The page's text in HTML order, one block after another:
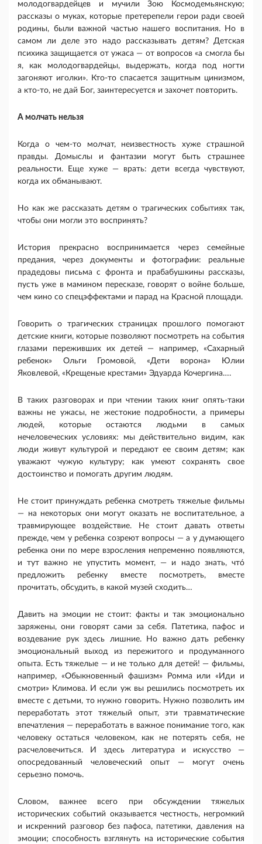
молодо­гвардейцев и мучили Зою Космодемьянскую;
рассказы о муках, которые претерепели герои ради своей
родины, были важной частью нашего воспитания. Но в
самом ли деле это надо рассказывать детям? Детская
психика защищается от ужаса — от вопросов «а смогла бы
я, как молодогвардейцы, выдержать, когда под ногти
загоняют иголки». Кто-то спасается защитным цинизмом,
а кто-то, не дай Бог, заинтересуется и захочет повторить.
А молчать нельзя
Когда о чем-то молчат, неизвестность хуже страшной
правды. Домыслы и фантазии могут быть страшнее
реальности. Еще хуже — врать: дети всегда чувствуют,
когда их обманывают.
Но как же рассказать детям о трагических событиях так,
чтобы они могли это воспринять?
История прекрасно воспринимается через семейные
предания, через документы и фотографии: реальные
прадедовы письма с фронта и прабабушкины рассказы,
пусть уже в мамином пересказе, говорят о войне больше,
чем кино со спецэффектами и парад на Красной площади.
Говорить о трагических страницах прошлого помогают
детские книги, которые позволяют посмотреть на события
глазами переживших их детей — например, «Сахарный
ребенок» Ольги Громовой, «Дети ворона» Юлии
Яковлевой, «Крещеные крестами» Эдуарда Кочергина….
В таких разговорах и при чтении таких книг опять-таки
важны не ужасы, не жестокие подробности, а примеры
людей, которые остаются людьми в самых
нечеловеческих условиях: мы действительно видим, как
люди живут культурой и передают ее своим детям; как
уважают чужую культуру; как умеют сохранять свое
достоинство и помогать другим людям.
Не стоит принуждать ребенка смотреть тяжелые фильмы
— на некоторых они могут оказать не воспитательное, а
травмирующее воздействие. Не стоит давать ответы
прежде, чем у ребенка созреют вопросы — а у думающего
ребенка они по мере взросления непременно появляются,
и тут важно не упустить момент, — и надо знать, чтó
предложить ребенку вместе посмотреть, вместе
прочитать, обсудить, в какой музей сходить…
Давить на эмоции не стоит: факты и так эмоционально
заряжены, они говорят сами за себя. Патетика, пафос и
воздевание рук здесь лишние. Но важно дать ребенку
эмоциональный выход из пережитого и продуманного
опыта. Есть тяжелые — и не только для детей! — фильмы,
например, «Обыкновенный фашизм» Ромма или «Иди и
смотри» Климова. И если уж вы решились посмотреть их
вместе с детьми, то нужно говорить. Нужно позволить им
переработать этот тяжелый опыт, эти травматические
впечатления — переработать в важное понимание того, как
человеку остаться человеком, как не потерять себя, не
расчеловечиться. И здесь литература и искусство —
опосредованный человеческий опыт — могут очень
серьезно помочь.
Словом, важнее всего при обсуждении тяжелых
исторических событий оказывается честность, негромкий
и искренний разговор без пафоса, патетики, давления на
эмоции; способность взглянуть на исторические события